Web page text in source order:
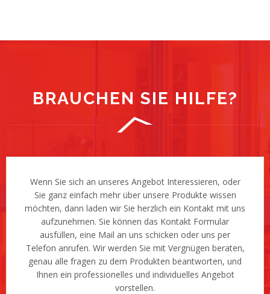
BRAUCHEN SIE HILFE?
Wenn Sie sich an unseres Angebot Interessieren, oder
Sie ganz einfach mehr über unsere Produkte wissen
möchten, dann laden wir Sie herzlich ein Kontakt mit uns
aufzunehmen. Sie können das Kontakt Formular
ausfüllen, eine Mail an uns schicken oder uns per
Telefon anrufen. Wir werden Sie mit Vergnügen beraten,
genau alle fragen zu dem Produkten beantworten, und
Ihnen ein professionelles und individuelles Angebot
vorstellen.